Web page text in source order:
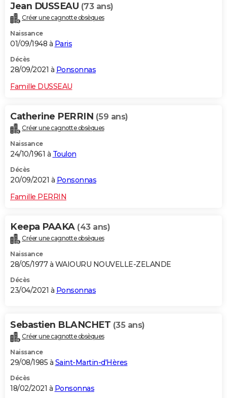
Jean DUSSEAU (73 ans)
Créer une cagnotte obsèques
Naissance
01/09/1948 à Paris
Décès
28/09/2021 à Ponsonnas
Famille DUSSEAU
Catherine PERRIN (59 ans)
Créer une cagnotte obsèques
Naissance
24/10/1961 à Toulon
Décès
20/09/2021 à Ponsonnas
Famille PERRIN
Keepa PAAKA (43 ans)
Créer une cagnotte obsèques
Naissance
28/05/1977 à WAIOURU NOUVELLE-ZELANDE
Décès
23/04/2021 à Ponsonnas
Sebastien BLANCHET (35 ans)
Créer une cagnotte obsèques
Naissance
29/08/1985 à Saint-Martin-d'Hères
Décès
18/02/2021 à Ponsonnas